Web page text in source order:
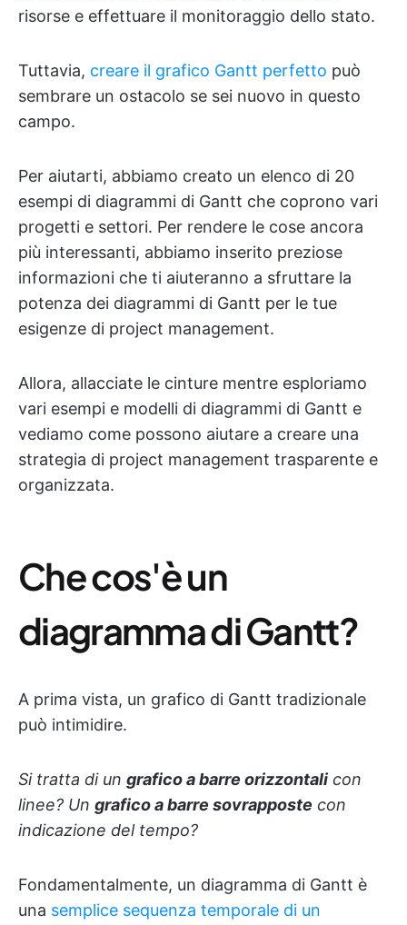
risorse e effettuare il monitoraggio dello stato.
Tuttavia, creare il grafico Gantt perfetto può
sembrare un ostacolo se sei nuovo in questo
campo.
Per aiutarti, abbiamo creato un elenco di 20
esempi di diagrammi di Gantt che coprono vari
progetti e settori. Per rendere le cose ancora
più interessanti, abbiamo inserito preziose
informazioni che ti aiuteranno a sfruttare la
potenza dei diagrammi di Gantt per le tue
esigenze di project management.
Allora, allacciate le cinture mentre esploriamo
vari esempi e modelli di diagrammi di Gantt e
vediamo come possono aiutare a creare una
strategia di project management trasparente e
organizzata.
Che cos'è un
diagramma di Gantt?
A prima vista, un grafico di Gantt tradizionale
può intimidire.
Si tratta di un grafico a barre orizzontali con
linee? Un grafico a barre sovrapposte con
indicazione del tempo?
Fondamentalmente, un diagramma di Gantt è
una semplice sequenza temporale di un